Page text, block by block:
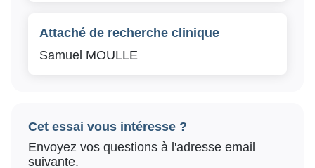
Attaché de recherche clinique
Samuel MOULLE
Cet essai vous intéresse ?
Envoyez vos questions à l'adresse email
suivante.